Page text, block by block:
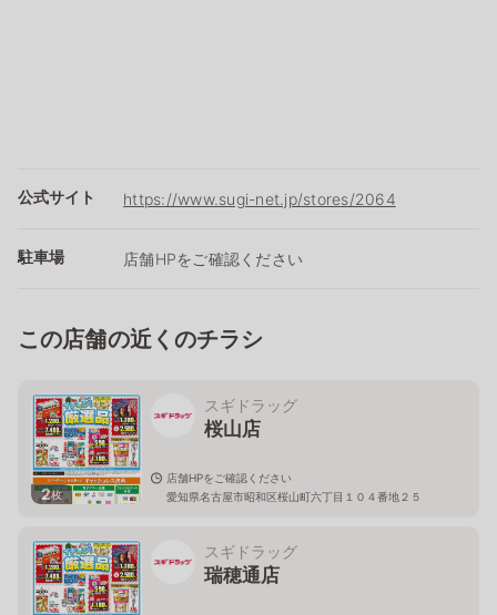
公式サイト https://www.sugi-net.jp/stores/2064
駐車場 店舗HPをご確認ください
この店舗の近くのチラシ
2枚
スギドラッグ
桜山店
店舗HPをご確認ください
愛知県名古屋市昭和区桜山町六丁目１０４番地２５
スギドラッグ
瑞穂通店